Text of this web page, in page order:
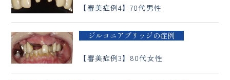
【審美症例4】70代男性
ジルコニアブリッジの症例
【審美症例3】80代女性